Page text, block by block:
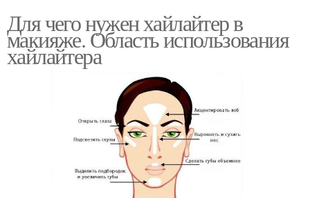
Для чего нужен хайлайтер в
макияже. Область использования
хайлайтера